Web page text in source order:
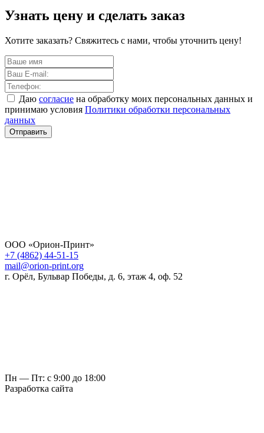
Узнать цену и сделать заказ
Хотите заказать? Свяжитесь с нами, чтобы уточнить цену!
Даю согласие на обработку моих персональных данных и
принимаю условия Политики обработки персональных
данных
Отправить
ООО «Орион-Принт»
+7 (4862) 44-51-15
mail@orion-print.org
г. Орёл, Бульвар Победы, д. 6, этаж 4, оф. 52
Пн — Пт: с 9:00 до 18:00
Разработка сайта